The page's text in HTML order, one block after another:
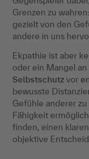
Grenzen zu wahren:
gezielt von den
andere in uns
Ekpathie ist aber
oder ein Mangel
Selbstschutz vor
bewusste
Gefühle anderer
Fähigkeit
finden, einen
objektive